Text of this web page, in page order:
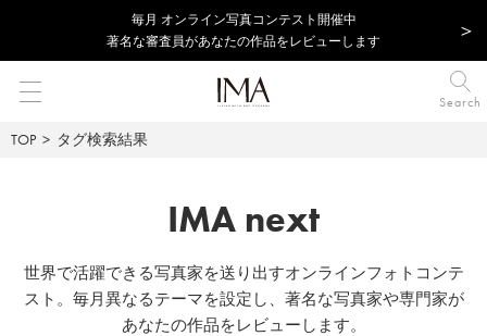
毎⽉ オンライン写真コンテスト開催中
著名な審査員があなたの作品をレビューします
Search
TOP タグ検索結果
IMA next
世界で活躍できる写真家を送り出すオンラインフォトコンテ
スト。毎⽉異なるテーマを設定し、著名な写真家や専⾨家が
あなたの作品をレビューします。